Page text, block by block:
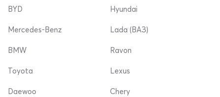
BYD
Mercedes-Benz
Hyundai
Lada (ВАЗ)
BMW
Toyota
Daewoo
Ravon
Lexus
Chery